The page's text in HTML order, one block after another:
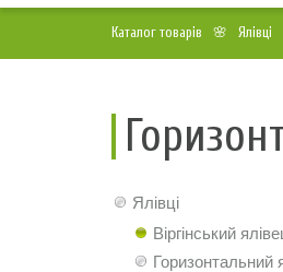
Каталог товарів Ялівці
Ялівці
Віргінський
Горизонтальний